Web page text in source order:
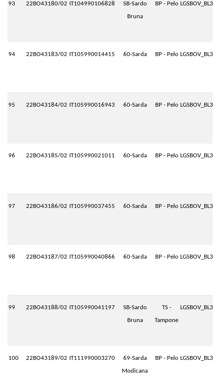
93 22BO43180/02 IT104990106828
SB-Sardo
Bruna
BP - Pelo LGSBOV_BL3.P
94 22BO43183/02 IT105990014415 60-Sarda BP - Pelo LGSBOV_BL3.P
95 22BO43184/02 IT105990016943 60-Sarda BP - Pelo LGSBOV_BL3.P
96 22BO43185/02 IT105990021011 60-Sarda BP - Pelo LGSBOV_BL3.P
97 22BO43186/02 IT105990037455 60-Sarda BP - Pelo LGSBOV_BL3.P
98 22BO43187/02 IT105990040866 60-Sarda BP - Pelo LGSBOV_BL3.P
99 22BO43188/02 IT105990041197
SB-Sardo
Bruna
TS -
Tampone
LGSBOV_BL3.P
100 22BO43189/02 IT111990003270
69-Sarda
Modicana
BP - Pelo LGSBOV_BL3.P